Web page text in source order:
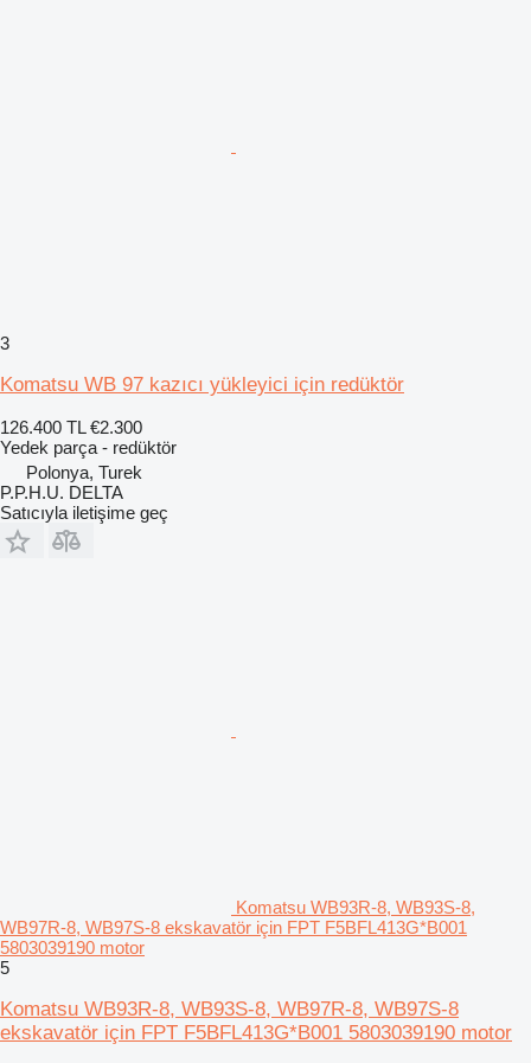
3
Komatsu WB 97 kazıcı yükleyici için redüktör
126.400 TL €2.300
Yedek parça - redüktör
Polonya, Turek
P.P.H.U. DELTA
Satıcıyla iletişime geç
Komatsu WB93R-8, WB93S-8,
WB97R-8, WB97S-8 ekskavatör için FPT F5BFL413G*B001
5803039190 motor
5
Komatsu WB93R-8, WB93S-8, WB97R-8, WB97S-8
ekskavatör için FPT F5BFL413G*B001 5803039190 motor